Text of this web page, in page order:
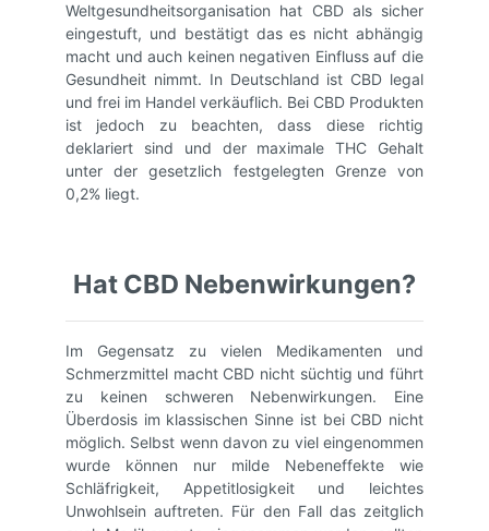
Weltgesundheitsorganisation hat CBD als sicher
eingestuft, und bestätigt das es nicht abhängig
macht und auch keinen negativen Einfluss auf die
Gesundheit nimmt. In Deutschland ist CBD legal
und frei im Handel verkäuflich. Bei CBD Produkten
ist jedoch zu beachten, dass diese richtig
deklariert sind und der maximale THC Gehalt
unter der gesetzlich festgelegten Grenze von
0,2% liegt.
Hat CBD Nebenwirkungen?
Im Gegensatz zu vielen Medikamenten und
Schmerzmittel macht CBD nicht süchtig und führt
zu keinen schweren Nebenwirkungen. Eine
Überdosis im klassischen Sinne ist bei CBD nicht
möglich. Selbst wenn davon zu viel eingenommen
wurde können nur milde Nebeneffekte wie
Schläfrigkeit, Appetitlosigkeit und leichtes
Unwohlsein auftreten. Für den Fall das zeitglich